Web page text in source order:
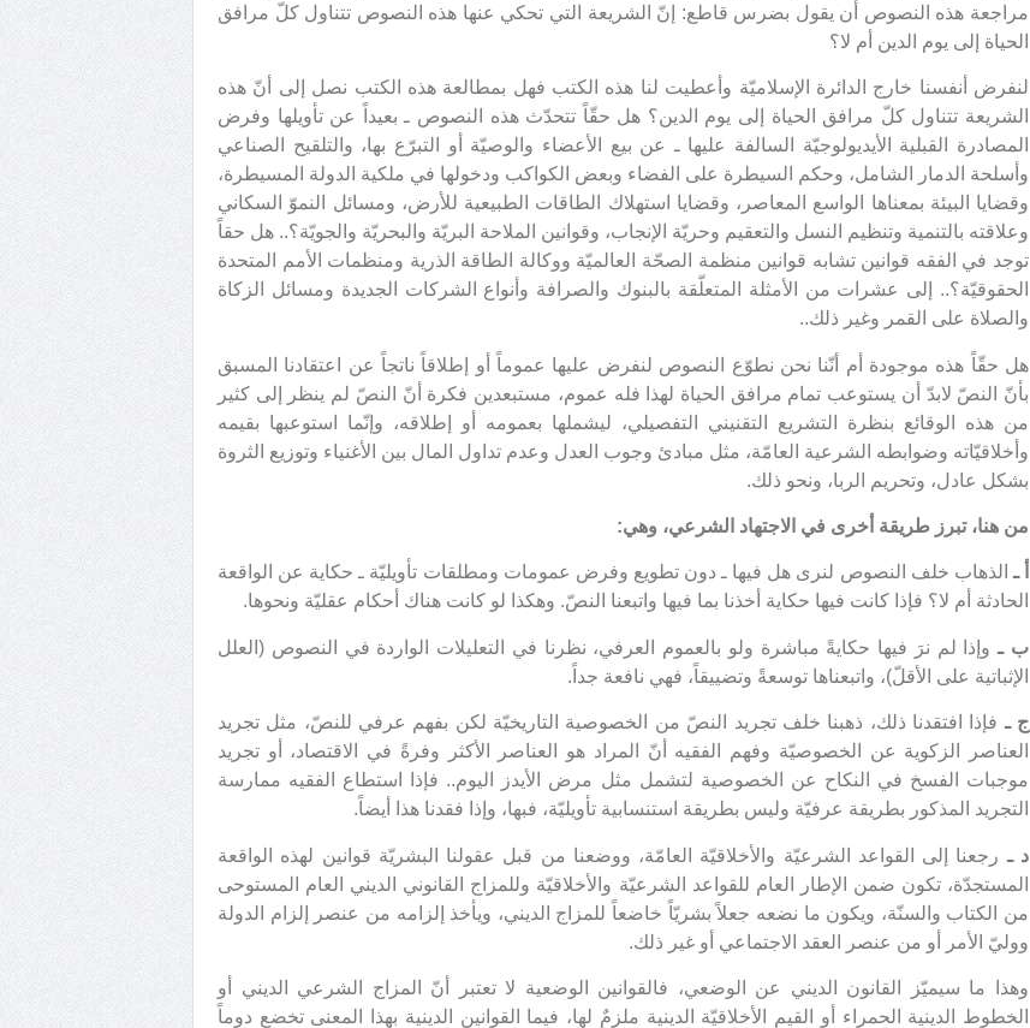
مراجعة هذه النصوص أن يقول بضرس قاطع: إنّ الشريعة التي تحكي عنها هذه النصوص تتناول كلّ مرافق
الحياة إلى يوم الدين أم لا؟
لنفرض أنفسنا خارج الدائرة الإسلاميّة وأعطيت لنا هذه الكتب فهل بمطالعة هذه الكتب نصل إلى أنّ هذه
الشريعة تتناول كلّ مرافق الحياة إلى يوم الدين؟ هل حقّاً تتحدّث هذه النصوص ـ بعيداً عن تأويلها وفرض
المصادرة القبلية الأيديولوجيّة السالفة عليها ـ عن بيع الأعضاء والوصيّة أو التبرّع بها، والتلقيح الصناعي
وأسلحة الدمار الشامل، وحكم السيطرة على الفضاء وبعض الكواكب ودخولها في ملكية الدولة المسيطرة،
وقضايا البيئة بمعناها الواسع المعاصر، وقضايا استهلاك الطاقات الطبيعية للأرض، ومسائل النموّ السكاني
وعلاقته بالتنمية وتنظيم النسل والتعقيم وحريّة الإنجاب، وقوانين الملاحة البريّة والبحريّة والجويّة؟.. هل حقاً
توجد في الفقه قوانين تشابه قوانين منظمة الصحّة العالميّة ووكالة الطاقة الذرية ومنظمات الأمم المتحدة
الحقوقيّة؟.. إلى عشرات من الأمثلة المتعلّقة بالبنوك والصرافة وأنواع الشركات الجديدة ومسائل الزكاة
والصلاة على القمر وغير ذلك..
هل حقّاً هذه موجودة أم أنّنا نحن نطوّع النصوص لنفرض عليها عموماً أو إطلاقاً ناتجاً عن اعتقادنا المسبق
بأنّ النصّ لابدّ أن يستوعب تمام مرافق الحياة لهذا فله عموم، مستبعدين فكرة أنّ النصّ لم ينظر إلى كثير
من هذه الوقائع بنظرة التشريع التقنيني التفصيلي، ليشملها بعمومه أو إطلاقه، وإنّما استوعبها بقيمه
وأخلاقيّاته وضوابطه الشرعية العامّة، مثل مبادئ وجوب العدل وعدم تداول المال بين الأغنياء وتوزيع الثروة
بشكل عادل، وتحريم الربا، ونحو ذلك.
من هنا، تبرز طريقة أخرى في الاجتهاد الشرعي، وهي:
أ ـ الذهاب خلف النصوص لنرى هل فيها ـ دون تطويع وفرض عمومات ومطلقات تأويليّة ـ حكاية عن الواقعة
الحادثة أم لا؟ فإذا كانت فيها حكاية أخذنا بما فيها واتبعنا النصّ. وهكذا لو كانت هناك أحكام عقليّة ونحوها.
ب ـوإذا لم نرَ فيها حكايةً مباشرة ولو بالعموم العرفي، نظرنا في التعليلات الواردة في النصوص (العلل
الإثباتية على الأقلّ)، واتبعناها توسعةً وتضييقاً، فهي نافعة جداً.
ج ـ فإذا افتقدنا ذلك، ذهبنا خلف تجريد النصّ من الخصوصية التاريخيّة لكن بفهم عرفي للنصّ، مثل تجريد
العناصر الزكوية عن الخصوصيّة وفهم الفقيه أنّ المراد هو العناصر الأكثر وفرةً في الاقتصاد، أو تجريد
موجبات الفسخ في النكاح عن الخصوصية لتشمل مثل مرض الأيدز اليوم.. فإذا استطاع الفقيه ممارسة
التجريد المذكور بطريقة عرفيّة وليس بطريقة استنسابية تأويليّة، فبها، وإذا فقدنا هذا أيضاً.
د ـ رجعنا إلى القواعد الشرعيّة والأخلاقيّة العامّة، ووضعنا من قبل عقولنا البشريّة قوانين لهذه الواقعة
المستجدّة، تكون ضمن الإطار العام للقواعد الشرعيّة والأخلاقيّة وللمزاج القانوني الديني العام المستوحى
من الكتاب والسنّة، ويكون ما نضعه جعلاً بشريّاً خاضعاً للمزاج الديني، ويأخذ إلزامه من عنصر إلزام الدولة
ووليّ الأمر أو من عنصر العقد الاجتماعي أو غير ذلك.
وهذا ما سيميّز القانون الديني عن الوضعي، فالقوانين الوضعية لا تعتبر أنّ المزاج الشرعي الديني أو
الخطوط الدينية الحمراء أو القيم الأخلاقيّة الدينية ملزمٌ لها، فيما القوانين الدينية بهذا المعنى تخضع دوماً